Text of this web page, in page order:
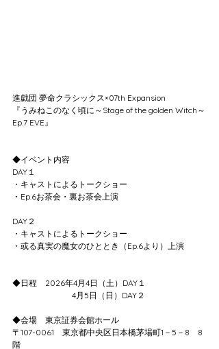
進戯団 夢命クラシックス×07th Expansion
『うみねこのなく頃に～Stage of the golden Witch～
Ep.7 EVE』
◆イベント内容
DAY１
・キャストによるトークショー
・Ep.6お茶会・裏お茶会上演
DAY２
・キャストによるトークショー
・或る真実の魔女のひととき（Ep.6より）上演
◆日程　2026年4月4日（土）DAY１
4月5日（日）DAY２
◆会場　東京証券会館ホール
〒107-0061　東京都中央区日本橋茅場町1－5－8　8
階